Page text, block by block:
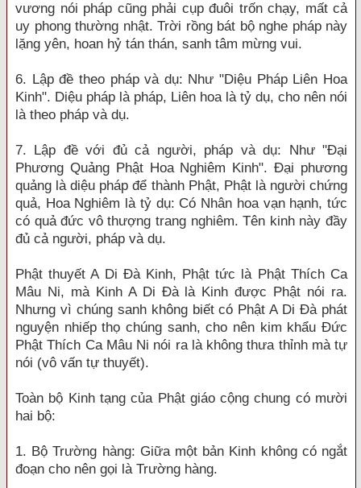
vương nói pháp cũng phải cụp đuôi trốn chạy, mất cả
uy phong thường nhật. Trời rồng bát bộ nghe pháp này
lặng yên, hoan hỷ tán thán, sanh tâm mừng vui.
6. Lập đề theo pháp và dụ: Như "Diệu Pháp Liên Hoa
Kinh". Diệu pháp là pháp, Liên hoa là tỷ dụ, cho nên nói
là theo pháp và dụ.
7. Lập đề với đủ cả người, pháp và dụ: Như "Đại
Phương Quảng Phật Hoa Nghiêm Kinh". Đại phương
quảng là diệu pháp để thành Phật, Phật là người chứng
quả, Hoa Nghiêm là tỷ dụ: Có Nhân hoa vạn hạnh, tức
có quả đức vô thượng trang nghiêm. Tên kinh này đầy
đủ cả người, pháp và dụ.
Phật thuyết A Di Đà Kinh, Phật tức là Phật Thích Ca
Mâu Ni, mà Kinh A Di Đà là Kinh được Phật nói ra.
Nhưng vì chúng sanh không biết có Phật A Di Đà phát
nguyện nhiếp thọ chúng sanh, cho nên kim khẩu Đức
Phật Thích Ca Mâu Ni nói ra là không thưa thỉnh mà tự
nói (vô vấn tự thuyết).
Toàn bộ Kinh tạng của Phật giáo cộng chung có mười
hai bộ:
1. Bộ Trường hàng: Giữa một bản Kinh không có ngắt
đoạn cho nên gọi là Trường hàng.